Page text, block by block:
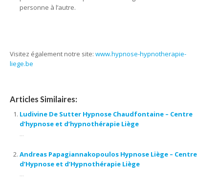
personne à l’autre.
Visitez également notre site: www.hypnose-hypnotherapie-
liege.be
Articles Similaires:
Ludivine De Sutter Hypnose Chaudfontaine – Centre
d’hypnose et d’hypnothérapie Liège
...
Andreas Papagiannakopoulos Hypnose Liège – Centre
d’Hypnose et d’Hypnothérapie Liège
...